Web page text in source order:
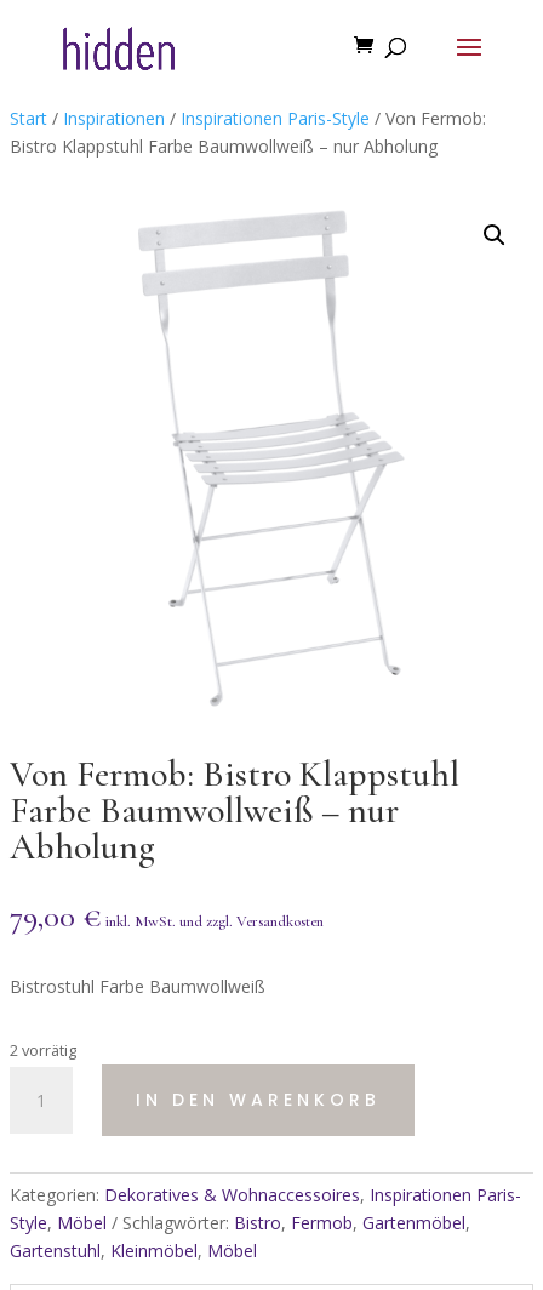
Start / Inspirationen / Inspirationen Paris-Style / Von Fermob:
Bistro Klappstuhl Farbe Baumwollweiß – nur Abholung
Von Fermob: Bistro Klappstuhl
Farbe Baumwollweiß – nur
Abholung
79,00 €
Bistrostuhl Farbe Baumwollweiß
2 vorrätig
Fermob:
Farbe
Baumwollweiß
-
IN DEN WARENKORB
Kategorien: Dekoratives & Wohnaccessoires, Inspirationen Paris-
Style, Möbel Schlagwörter: Bistro, Fermob, Gartenmöbel,
Gartenstuhl, Kleinmöbel, Möbel